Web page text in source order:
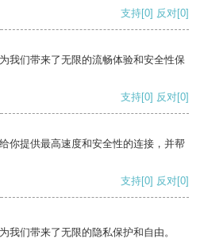
支持[0] 反对[0]
我们带来了无限的流畅体验和安全性保
支持[0] 反对[0]
你提供最高速度和安全性的连接，并帮
支持[0] 反对[0]
我们带来了无限的隐私保护和自由。